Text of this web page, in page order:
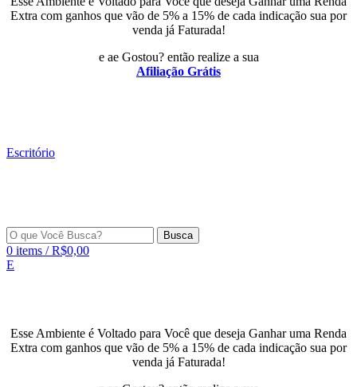
Extra com ganhos que vão de 5% a 15% de cada indicação sua por
venda já Faturada!
e ae Gostou? então realize a sua
Afiliação Grátis
Escritório
Busca
0 items / R$0,00
E
Esse Ambiente é Voltado para Você que deseja Ganhar uma Renda
Extra com ganhos que vão de 5% a 15% de cada indicação sua por
venda já Faturada!